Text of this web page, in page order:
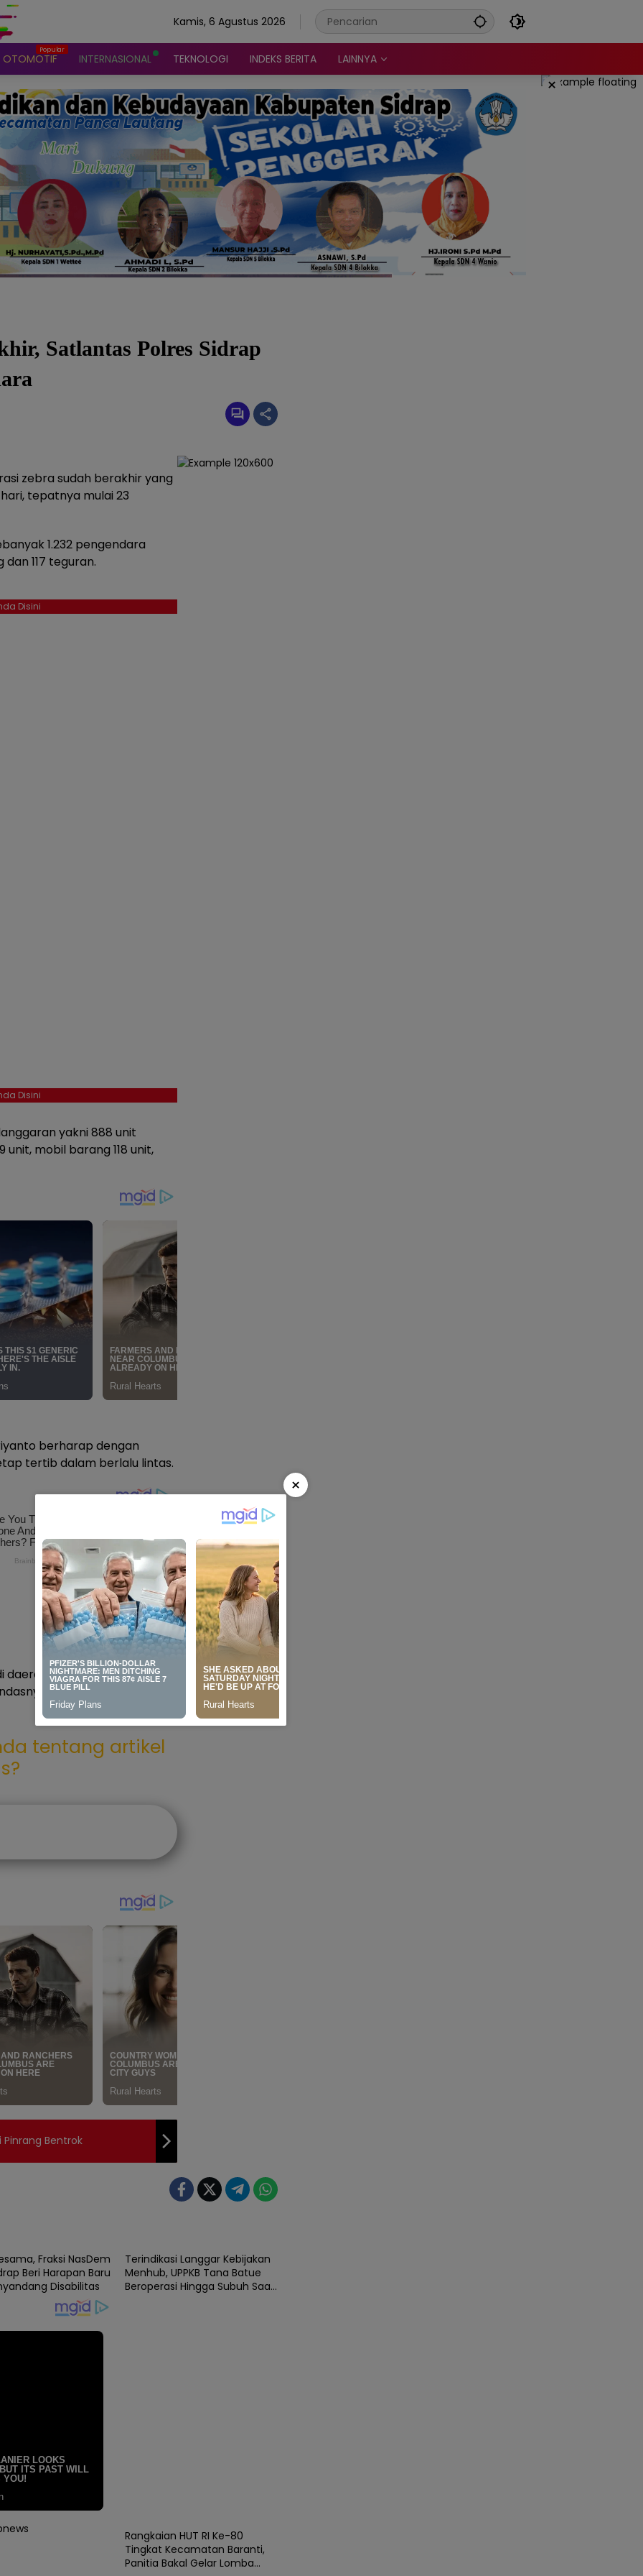
Kamis, 6 Agustus 2026
OTOMOTIF INTERNASIONAL TEKNOLOGI INDEKS BERITA LAINNYA
×
Satlantas Polres Sidrap
zebra sudah berakhir yang
tepatnya mulai 23
1.232 pengendara
117 teguran.
Disini
Disini
yakni 888 unit
mobil barang 118 unit,
berharap dengan
tertib dalam berlalu lintas.
daerah yang masyarakatnya
tentang artikel
Pinrang Bentrok
Fraksi NasDem
Beri Harapan Baru
Disabilitas
Terindikasi Langgar Kebijakan
Menhub, UPPKB Tana Batue
Beroperasi Hingga Subuh Saat
Rangkaian HUT RI Ke-80
Tingkat Kecamatan Baranti,
Panitia Bakal Gelar Lomba
×